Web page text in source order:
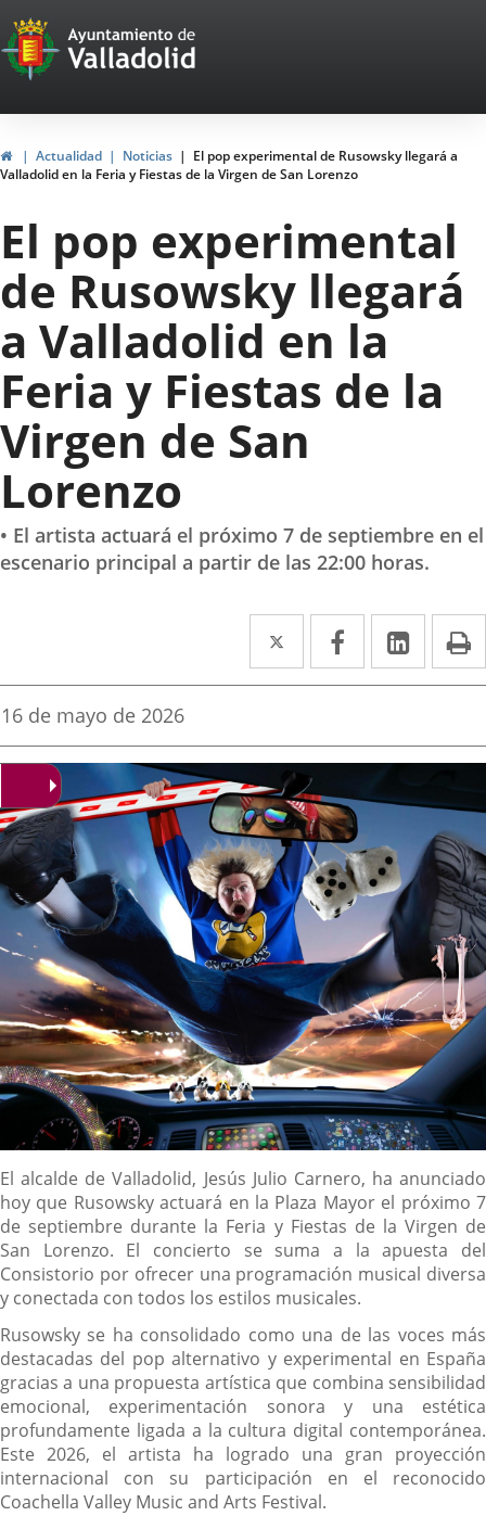
Portal
Web
del
Ayuntamiento
de
Valladolid
InicioActualidad Noticias
El pop experimental de Rusowsky llegará a
Valladolid en la Feria y Fiestas de la Virgen de San Lorenzo
El pop experimental
de Rusowsky llegará
a Valladolid en la
Feria y Fiestas de la
Virgen de San
Lorenzo
• El artista actuará el próximo 7 de septiembre en el
escenario principal a partir de las 22:00 horas.
Twitter
Enlace
a
aplicación
externa.
Facebook
Enlace
a
aplicación
Enlace
a
Fecha
la
noticia
16 de mayo de 2026
Descripción
El alcalde de Valladolid, Jesús Julio Carnero, ha anunciado
hoy que Rusowsky actuará en la Plaza Mayor el próximo 7
de septiembre durante la Feria y Fiestas de la Virgen de
San Lorenzo. El concierto se suma a la apuesta del
Consistorio por ofrecer una programación musical diversa
y conectada con todos los estilos musicales.
Rusowsky se ha consolidado como una de las voces más
destacadas del pop alternativo y experimental en España
gracias a una propuesta artística que combina sensibilidad
emocional, experimentación sonora y una estética
profundamente ligada a la cultura digital contemporánea.
Este 2026, el artista ha logrado una gran proyección
internacional con su participación en el reconocido
Coachella Valley Music and Arts Festival.